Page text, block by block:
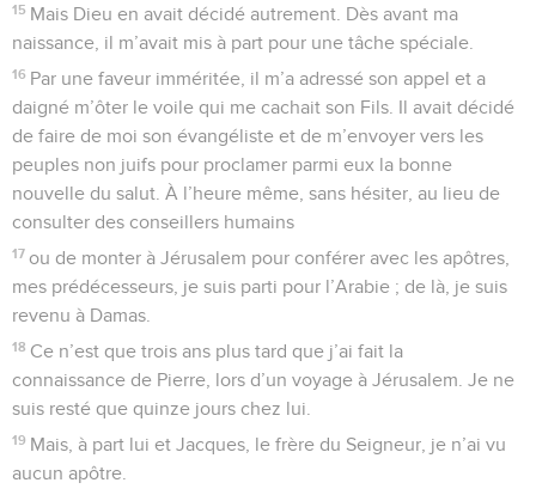
15 Mais Dieu en avait décidé autrement. Dès avant ma
naissance, il m’avait mis à part pour une tâche spéciale.
16 Par une faveur imméritée, il m’a adressé son appel et a
daigné m’ôter le voile qui me cachait son Fils. Il avait décidé
de faire de moi son évangéliste et de m’envoyer vers les
peuples non juifs pour proclamer parmi eux la bonne
nouvelle du salut. À l’heure même, sans hésiter, au lieu de
consulter des conseillers humains
17 ou de monter à Jérusalem pour conférer avec les apôtres,
mes prédécesseurs, je suis parti pour l’Arabie ; de là, je suis
revenu à Damas.
18 Ce n’est que trois ans plus tard que j’ai fait la
connaissance de Pierre, lors d’un voyage à Jérusalem. Je ne
suis resté que quinze jours chez lui.
19 Mais, à part lui et Jacques, le frère du Seigneur, je n’ai vu
aucun apôtre.